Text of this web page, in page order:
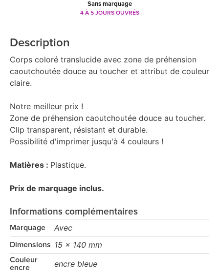
Sans marquage
4 À 5 JOURS OUVRÉS
Description
Corps coloré translucide avec zone de préhension
caoutchoutée douce au toucher et attribut de couleur
claire.
Notre meilleur prix !
Zone de préhension caoutchoutée douce au toucher.
Clip transparent, résistant et durable.
Possibilité d'imprimer jusqu'à 4 couleurs !
Matières : Plastique.
Prix de marquage inclus.
Informations complémentaires
Marquage Avec
Dimensions 15 x 140 mm
Couleur
encre
encre bleue